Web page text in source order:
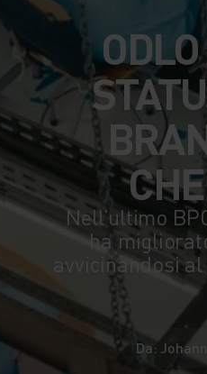
Nell’ultimo
ha
avvicinandosi
Da: